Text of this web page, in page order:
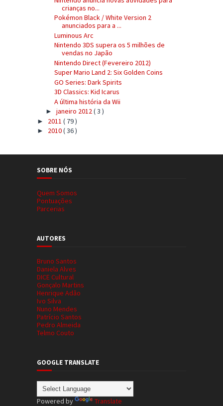
crianças no...
Pokémon Black / White Version 2
anunciados para a ...
Luminous Arc
Nintendo 3DS supera os 5 milhões de
vendas no Japão
Nintendo Direct (Fevereiro 2012)
Super Mario Land 2: Six Golden Coins
GO Series: Dark Spirits
3D Classics: Kid Icarus
A última história da Wii
► janeiro 2012( 3 )
► 2011 ( 79 )
► 2010( 36 )
SOBRE NÓS
Quem Somos
Pontuações
Parcerias
AUTORES
Bruno Santos
Daniela Alves
DICE Cultural
Gonçalo Martins
Henrique Adão
Ivo Silva
Nuno Mendes
Patrício Santos
Pedro Almeida
Telmo Couto
GOOGLE TRANSLATE
Powered by Translate